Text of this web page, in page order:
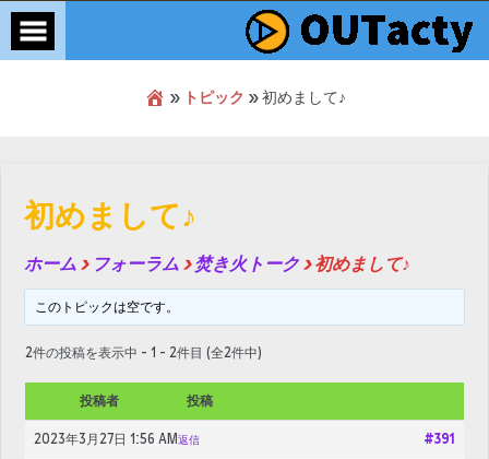
» トピック » 初めまして♪
初めまして♪
ホーム › フォーラム › 焚き火トーク › 初めまして♪
このトピックは空です。
2件の投稿を表示中 - 1 - 2件目 (全2件中)
投稿者 投稿
2023年3月27日 1:56 AM #391
返信